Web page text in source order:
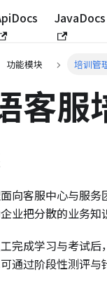
JavaDocs
功能模块 培训管
客服
向客服中心与服
业把分散的业务知
完成学习与考试
通过阶段性测评与